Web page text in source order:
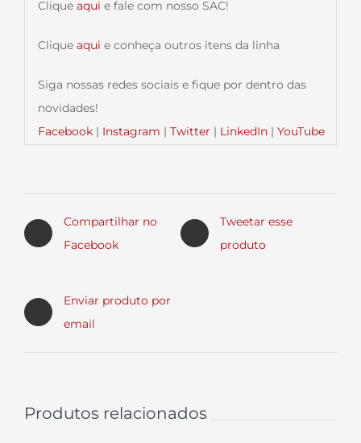
Clique aqui e fale com nosso SAC!
Clique aqui e conheça outros itens da linha
Siga nossas redes sociais e fique por dentro das
novidades!
Facebook| Instagram | Twitter | LinkedIn| YouTube
em 1987 em São Paulo com crescente
sempre em busca de novos parceiros comerciais
por todo o mundo.
Compartilhar no
Facebook
Tweetar esse
produto
Enviar produto por
email
Produtos relacionados